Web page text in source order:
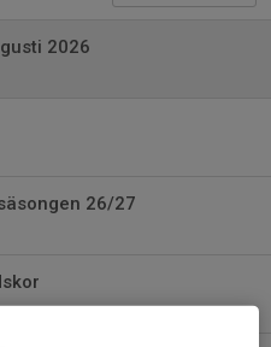
2026
26/27